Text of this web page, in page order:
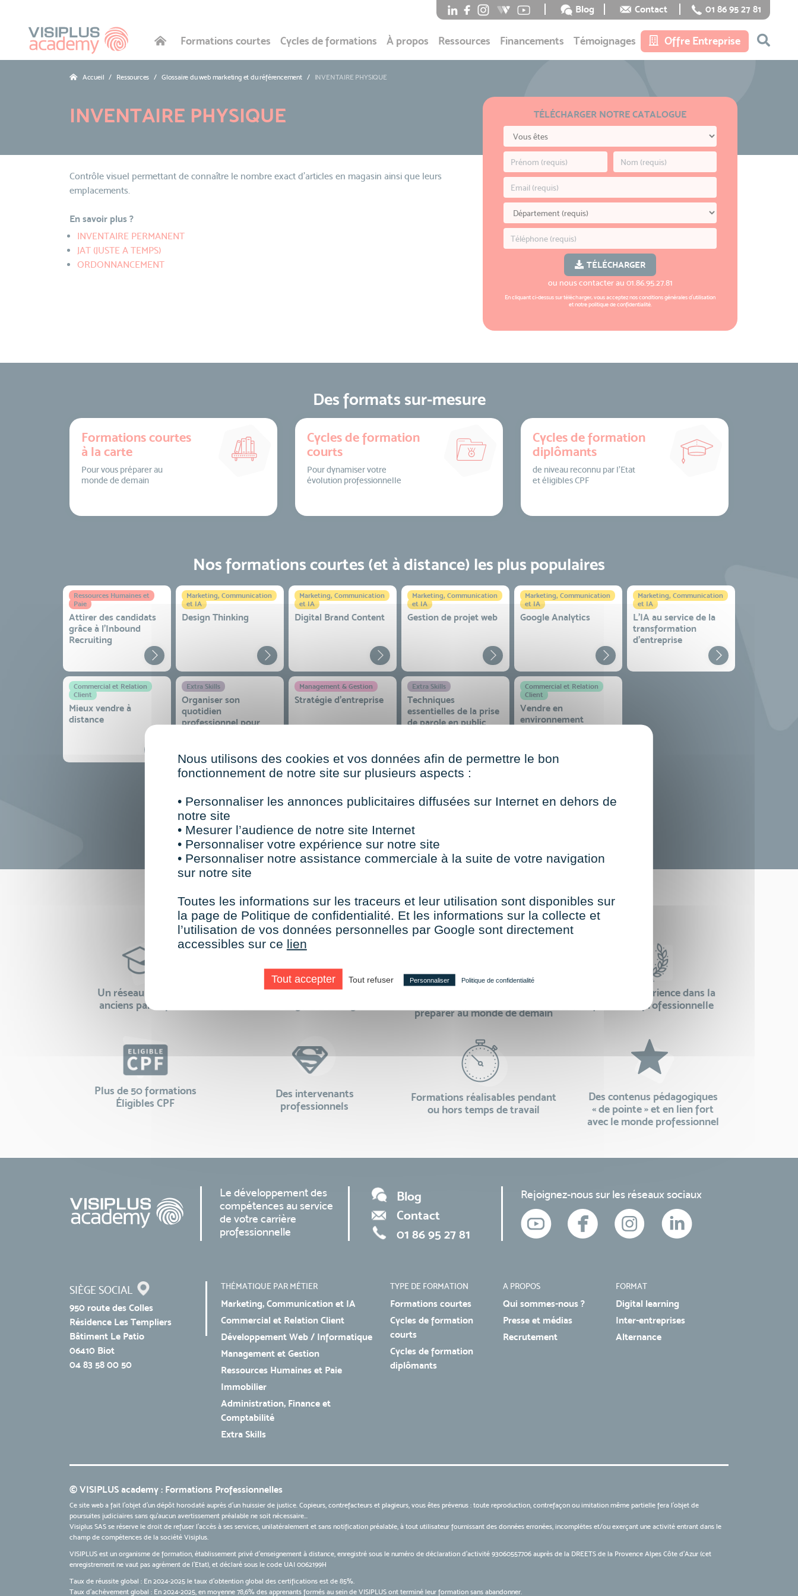
Blog Contact 01 86 95 27 81
Formations courtes Cycles de formations À propos Ressources Financements Témoignages Offre Entreprise
Accueil Ressources Glossaire du web marketing et du référencement INVENTAIRE PHYSIQUE
INVENTAIRE PHYSIQUE TÉLÉCHARGER NOTRE CATALOGUE
TÉLÉCHARGER
ou nous contacter au 01.86.95.27.81
En cliquant ci-dessus sur télécharger, vous acceptez nosconditions générales d'utilisation
et notrepolitique de confidentialité.
Contrôle visuel permettant de connaître le nombre exact d’articles en magasin ainsi que leurs
emplacements.
En savoir plus ?
INVENTAIRE PERMANENT
JAT (JUSTE A TEMPS)
ORDONNANCEMENT
Des formats sur-mesure
Formations courtes
à la carte
Pour vous préparer au
monde de demain
Cycles de formation
courts
Pour dynamiser votre
évolution professionnelle
Cycles de formation
diplômants
de niveau reconnu par l’Etat
et éligibles CPF
Nos formations courtes (et à distance) les plus populaires
Ressources Humaines et
Paie
Attirer des candidats
grâce à l’Inbound
Recruiting
Marketing, Communication
et IA
Design Thinking
Marketing, Communication
et IA
Digital Brand Content
Marketing, Communication
et IA
Gestion de projet web
Marketing, Communication
et IA
Google Analytics
Marketing, Communication
et IA
L'IA au service de la
transformation
d'entreprise
Commercial et Relation
Client
Mieux vendre à
distance
Extra Skills
Organiser son
quotidien
professionnel pour
Management & Gestion
Stratégie d’entreprise
Extra Skills
Techniques
essentielles de la prise
de parole en public
Commercial et Relation
Client
Vendre en
environnement
TOUTES NOS FORMATIONS COURTES
Faire le choix de VISIPLUS academy c’est
Un réseau de 22 000
anciens participants
100% des formations réalisables
préparer au monde de demain
24 ans d'expérience dans la
formation professionnelle
Plus de 50 formations
Éligibles CPF
Des intervenants
professionnels
Formations réalisables pendant
ou hors temps de travail
Des contenus pédagogiques
« de pointe » et en lien fort
avec le monde professionnel
Le développement des
compétences au service
de votre carrière
professionnelle
Blog
Contact
01 86 95 27 81
Rejoignez-nous sur les réseaux sociaux
SIÈGE SOCIAL
950 route des Colles
Résidence Les Templiers
Bâtiment Le Patio
06410 Biot
04 83 58 00 50
THÉMATIQUE PAR MÉTIER
Marketing, Communication et IA
Commercial et Relation Client
Développement Web / Informatique
Management et Gestion
Ressources Humaines et Paie
Immobilier
Administration, Finance et
Comptabilité
Extra Skills
TYPE DE FORMATION
Formations courtes
Cycles de formation
courts
Cycles de formation
diplômants
A PROPOS
Qui sommes-nous ?
Presse et médias
Recrutement
FORMAT
Digital learning
Inter-entreprises
Alternance
© VISIPLUS academy : Formations Professionnelles
Ce site web a fait l'objet d'un dépôt horodaté auprès d'un huissier de justice. Copieurs, contrefacteurs et plagieurs, vous êtes prévenus : toute reproduction, contrefaçon ou imitation même partielle fera l'objet de
poursuites judiciaires sans qu’aucun avertissement préalable ne soit nécessaire...
Visiplus SAS se réserve le droit de refuser l'accès à ses services, unilatéralement et sans notification préalable, à tout utilisateur fournissant des données erronées, incomplètes et/ou exerçant une activité entrant dans le
champ de compétences de la société Visiplus.
VISIPLUS est un organisme de formation, établissement privé d’enseignement à distance, enregistré sous le numéro de déclaration d’activité 93060557706 auprès de la DREETS de la Provence Alpes Côte d’Azur (cet
enregistrement ne vaut pas agrément de l’Etat), et déclaré sous le code UAI 0062199H
Taux de réussite global : En 2024-2025 le taux d'obtention global des certifications est de 85%.
Taux d’achèvement global : En 2024-2025, en moyenne 78,6% des apprenants formés au sein de VISIPLUS ont terminé leur formation sans abandonner.
Nous utilisons des cookies et vos données afin de permettre le bon
fonctionnement de notre site sur plusieurs aspects :
• Personnaliser les annonces publicitaires diffusées sur Internet en dehors de
notre site
• Mesurer l’audience de notre site Internet
• Personnaliser votre expérience sur notre site
• Personnaliser notre assistance commerciale à la suite de votre navigation
sur notre site
Toutes les informations sur les traceurs et leur utilisation sont disponibles sur
la page de Politique de confidentialité. Et les informations sur la collecte et
l’utilisation de vos données personnelles par Google sont directement
accessibles sur ce lien
Tout accepter Tout refuser Personnaliser Politique de confidentialité